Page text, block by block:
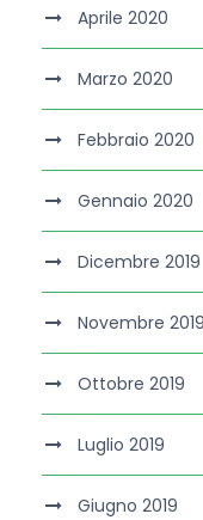
Aprile 2020
Marzo 2020
Febbraio 2020
Gennaio 2020
Dicembre 2019
Novembre 2019
Ottobre 2019
Luglio 2019
Giugno 2019